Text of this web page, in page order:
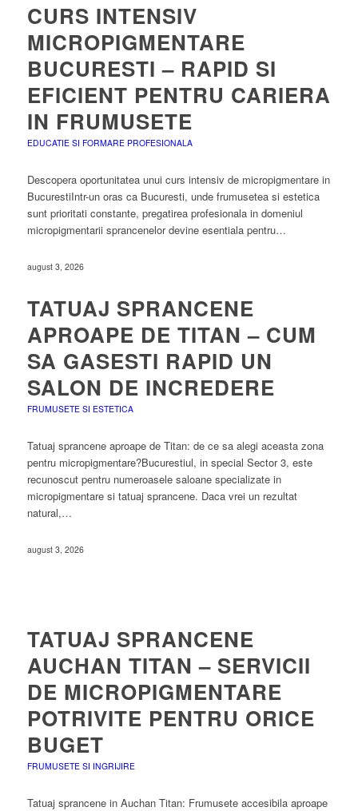
CURS INTENSIV
MICROPIGMENTARE
BUCURESTI – RAPID SI
EFICIENT PENTRU CARIERA
IN FRUMUSETE
EDUCATIE SI FORMARE PROFESIONALA
Descopera oportunitatea unui curs intensiv de micropigmentare in
BucurestiIntr-un oras ca Bucuresti, unde frumusetea si estetica
sunt prioritati constante, pregatirea profesionala in domeniul
micropigmentarii sprancenelor devine esentiala pentru…
august 3, 2026
TATUAJ SPRANCENE
APROAPE DE TITAN – CUM
SA GASESTI RAPID UN
SALON DE INCREDERE
FRUMUSETE SI ESTETICA
Tatuaj sprancene aproape de Titan: de ce sa alegi aceasta zona
pentru micropigmentare?Bucurestiul, in special Sector 3, este
recunoscut pentru numeroasele saloane specializate in
micropigmentare si tatuaj sprancene. Daca vrei un rezultat
natural,…
august 3, 2026
TATUAJ SPRANCENE
AUCHAN TITAN – SERVICII
DE MICROPIGMENTARE
POTRIVITE PENTRU ORICE
BUGET
FRUMUSETE SI INGRIJIRE
Tatuaj sprancene in Auchan Titan: Frumusete accesibila aproape